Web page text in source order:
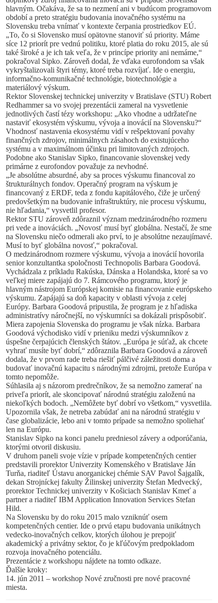
hlavným. Očakáva, že sa to nezmení ani v budúcom programovom
období a preto stratégiu budovania inovačného systému na
Slovensku treba vnímať v kontexte čerpania prostriedkov EÚ.
„To, čo si Slovensko musí opätovne stanoviť sú priority. Máme
síce 12 priorít pre vednú politiku, ktoré platia do roku 2015, ale sú
také široké a je ich tak veľa, že v princípe priority ani nemáme,“
pokračoval Sipko. Zároveň dodal, že vďaka eurofondom sa však
vykryštalizovali štyri témy, ktoré treba rozvíjať. Ide o energiu,
informačno-komunikačné technológie, biotechnológie a
materiálový výskum.
Rektor Slovenskej technickej univerzity v Bratislave (STU) Robert
Redhammer sa vo svojej prezentácii zameral na vysvetlenie
jednotlivých častí tézy workshopu: „Ako vhodne a udržateľne
nastaviť ekosystém výskumu, vývoja a inovácií na Slovensku?“
Vhodnosť nastavenia ekosystému vidí v rešpektovaní povahy
finančných zdrojov, minimálnych zásahoch do existujúceho
systému a v maximálnom účinku pri limitovaných zdrojoch.
Podobne ako Stanislav Sipko, financovanie slovenskej vedy
primárne z eurofondov považuje za nevhodné.
„Je absolútne absurdné, aby sa proces výskumu financoval zo
štrukturálnych fondov. Operačný program na výskum je
financovaný z ERDF, teda z fondu kapitálového, čiže je určený
predovšetkým na budovanie infraštruktúry, nie procesu výskumu,
nie hľadania,“ vysvetlil profesor.
Rektor STU zároveň zdôraznil význam medzinárodného rozmeru
pri vede a inováciách. „Novosť musí byť globálna. Nestačí, že sme
na Slovensku niečo odmerali ako prví, to je absolútne nezaujímavé.
Musí to byť globálna novosť,“ pokračoval.
O medzinárodnom rozmere výskumu, vývoja a inovácií hovorila
senior konzultantka spoločnosti Technopolis Barbara Goodová.
Vychádzala z príkladu Rakúska, Dánska a Holandska, ktoré sa vo
veľkej miere zapájajú do 7. Rámcového programu, ktorý je
hlavným nástrojom Európskej komisie na financovanie európskeho
výskumu. Zapájajú sa doň kapacity v oblasti vývoja z celej
Európy. Barbara Goodová pripustila, že program je z hľadiska
administratívy náročnejší, no výskumníci sa dokázali prispôsobiť.
Miera zapojenia Slovenska do programu je však nízka. Barbara
Goodová východisko vidí v prieniku medzi výskumníkov z
úspešne čerpajúcich členských štátov. „Európa je súťaž, ak chcete
vyhrať musíte byť dobrí,“ zdôraznila Barbara Goodová a zároveň
dodala, že v prvom rade treba riešiť pálčivé záležitosti doma a
budovať inovačnú kapacitu s národnými zdrojmi, pretože Európa v
tomto nepomôže.
Súhlasila aj s názorom predrečníkov, že sa nemožno zamerať na
priveľa priorít, ale skoncipovať národnú stratégiu založenú na
niekoľkých bodoch. „Nemôžete byť dobrí vo všetkom,“ vysvetlila.
Upozornila však, že netreba zabúdať ani na národnú stratégiu v
čase globalizácie, lebo ani v tomto prípade sa nemožno spoliehať
len na Európu.
Stanislav Sipko na konci panelu predniesol závery a odporúčania,
ktorými otvoril diskusiu.
V druhom paneli svoje vízie v prípade kompetenčných centier
predstavili prorektor Univerzity Komenského v Bratislave Ján
Turňa, riaditeľ Ústavu anorganickej chémie SAV Pavol Šajgalík,
dekan Strojníckej fakulty Žilinskej univerzity Štefan Medvecký,
prorektor Technickej univerzity v Košiciach Stanislav Kmeť a
partner a riaditeľ IBM Application Innovation Services Stefan
Hild.
Na Slovensku by do roku 2015 malo vzniknúť osem
kompetenčných centier. Ide o prvú etapu budovania unikátnych
vedecko-inovačných celkov, ktorých úlohou je prepojiť
akademický a privátny sektor, čo je kľúčovým predpokladom
rozvoja inovačného potenciálu.
Prezentácie z workshopu nájdete na tomto odkaze.
Ďalšie kroky:
14. jún 2011 – workshop Nové zručnosti pre nové pracovné
miesta.